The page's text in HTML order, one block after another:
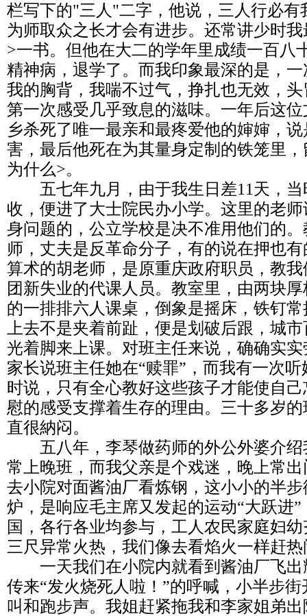
栏写下的"三人"二字，他说，三人行必有
为师取众之长才会有进步。还常讲少时
>一书。但他在大二的学年里成绩一百八
精神病，退学了。而我印象最深的是，
我的胸背，我喘不过气，挣扎也无效，
第一次感受几乎致息的滋味。一年后这
乡杀死了唯一最亲和最疼爱他的婶婶，
害，最后他死在为其量身定制的铁笼里
为什么>。
五七年九月，由于我生日差11天，当
收，便进了大士院民办小学。这里的老
身问题的，公立学校是决不准用他们的
师，丈夫是反革命分子，有的说在押也
算术的胡老师，是原重庆政府职员，教
团新失业的代课人员。教室里，由两块
的一排排六人课桌，倒象是摇床，铁钉
上去不是夹着前趾，便是划破后跟，城
光着脚来上课。对班主任来说，确确实
家长说班主任她在“赎罪”，而我有一次
时说，只有全心教好这些孩子才能使自
慰的感受支撑着生存的理由。三十多岁
直很納闷。
五八年，李琴做药师的外公外婆介绍
常上晚班，而我父亲是个戏迷，晚上常
去小院对面酱油厂看炼钢，这小小的半
炉，是响应毛主席又发起的运动“大跃进
国，各行各业均参与，工人农民家庭妇
三尺异常火热，我们像去看焰火一样赶热
一天我们在小院内就看到酱油厂飞出
传来“发火烧死人啦！”的呼喊，小半步
叫和跑步声。我姐赶紧拖我和李家姐弟